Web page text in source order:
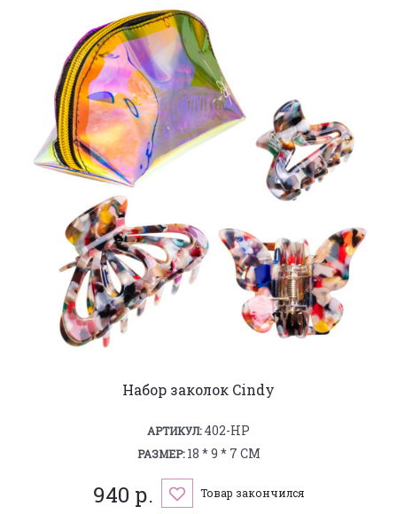
Набор заколок Cindy
АРТИКУЛ:402-HP
РАЗМЕР:18 * 9 * 7 СМ
940 р. Товар закончился